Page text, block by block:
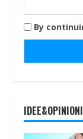
By
IDEE&OPINIONI